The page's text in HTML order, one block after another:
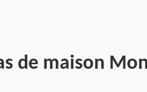
de maison